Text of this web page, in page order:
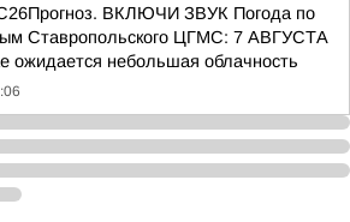
ВКЛЮЧИ ЗВУК Погода по
Ставропольского ЦГМС: 7 АВГУСТА
ожидается небольшая облачность